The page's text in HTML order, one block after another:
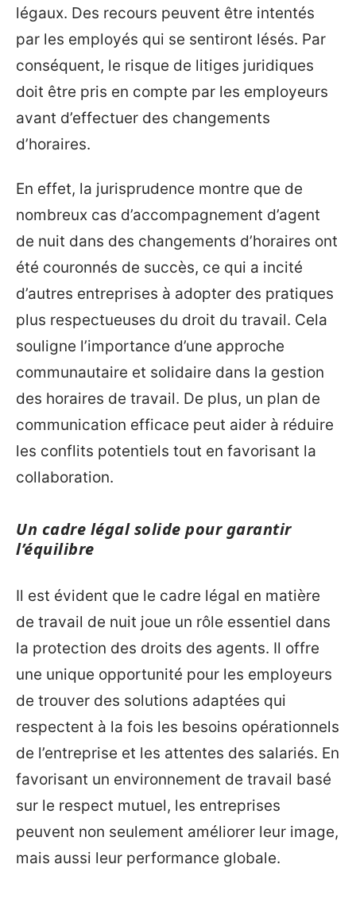
légaux. Des recours peuvent être intentés
par les employés qui se sentiront lésés. Par
conséquent, le risque de litiges juridiques
doit être pris en compte par les employeurs
avant d’effectuer des changements
d’horaires.
En effet, la jurisprudence montre que de
nombreux cas d’accompagnement d’agent
de nuit dans des changements d’horaires ont
été couronnés de succès, ce qui a incité
d’autres entreprises à adopter des pratiques
plus respectueuses du droit du travail. Cela
souligne l’importance d’une approche
communautaire et solidaire dans la gestion
des horaires de travail. De plus, un plan de
communication efficace peut aider à réduire
les conflits potentiels tout en favorisant la
collaboration.
Un cadre légal solide pour garantir
l’équilibre
Il est évident que le cadre légal en matière
de travail de nuit joue un rôle essentiel dans
la protection des droits des agents. Il offre
une unique opportunité pour les employeurs
de trouver des solutions adaptées qui
respectent à la fois les besoins opérationnels
de l’entreprise et les attentes des salariés. En
favorisant un environnement de travail basé
sur le respect mutuel, les entreprises
peuvent non seulement améliorer leur image,
mais aussi leur performance globale.